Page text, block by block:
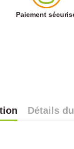
Paiement
Détails